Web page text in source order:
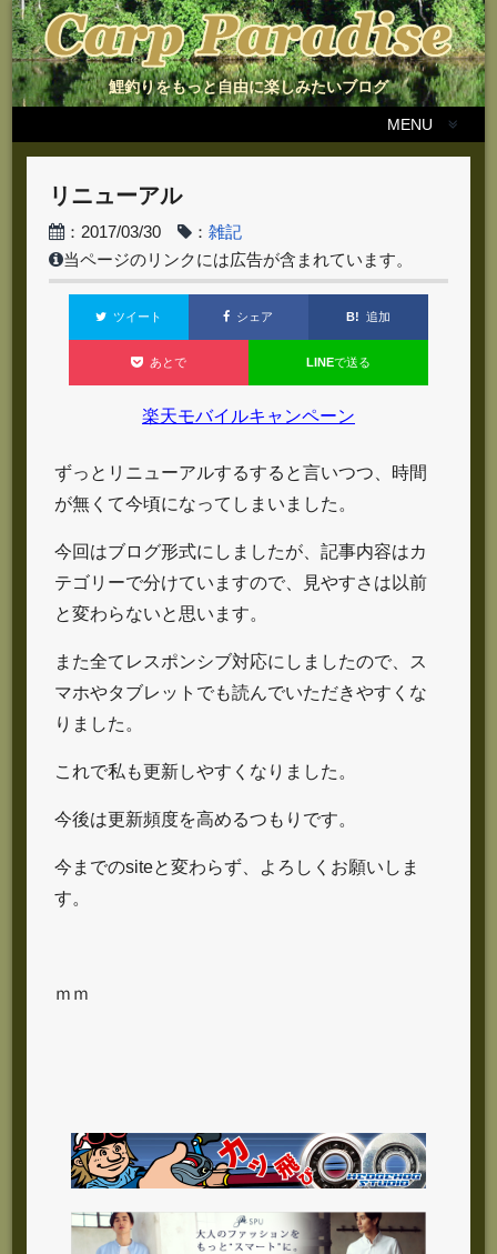
鯉釣りをもっと自由に楽しみたいブログ
MENU
リニューアル
：2017/03/30 ： 雑記
当ページのリンクには広告が含まれています。
ツイート シェア B! 追加
あとで LINEで送る
楽天モバイルキャンペーン
ずっとリニューアルするすると言いつつ、時間
が無くて今頃になってしまいました。
今回はブログ形式にしましたが、記事内容はカ
テゴリーで分けていますので、見やすさは以前
と変わらないと思います。
また全てレスポンシブ対応にしましたので、ス
マホやタブレットでも読んでいただきやすくな
りました。
これで私も更新しやすくなりました。
今後は更新頻度を高めるつもりです。
今までのsiteと変わらず、よろしくお願いしま
す。
ｍｍ